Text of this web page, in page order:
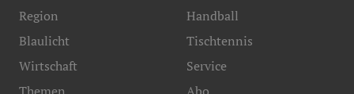
Region
Blaulicht
Handball
Tischtennis
Wirtschaft
Service